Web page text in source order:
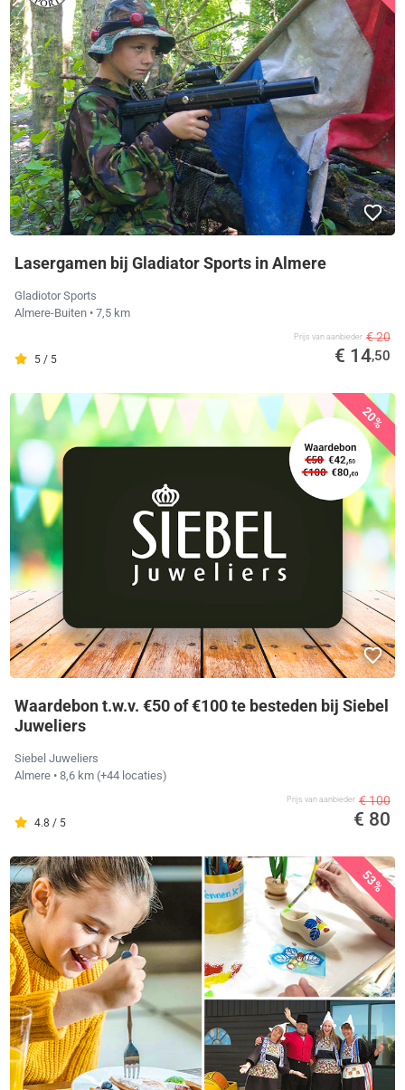
Lasergamen bij Gladiator Sports in Almere
Gladiotor Sports
Almere-Buiten • 7,5 km
5 / 5
Prijs van aanbieder € 20
€ 14,50
20%
Waardebon t.w.v. €50 of €100 te besteden bij Siebel
Juweliers
Siebel Juweliers
Almere • 8,6 km (+44 locaties)
4.8 / 5
Prijs van aanbieder € 100
€ 80
53%